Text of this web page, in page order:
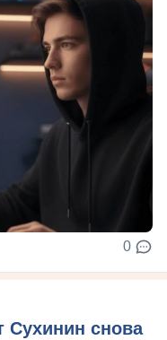
0
Сухинин снова